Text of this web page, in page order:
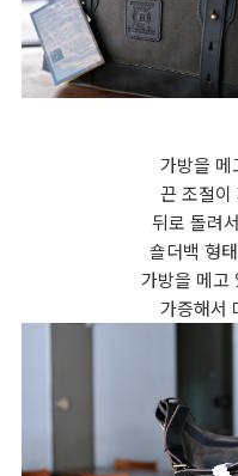
가방을 메
끈 조절이
뒤로 돌려
숄더백 형
가방을 메고
가증해서